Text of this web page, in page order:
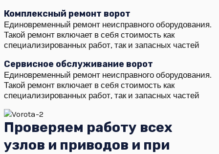
Комплексный ремонт ворот
Единовременный ремонт неисправного оборудования.
Такой ремонт включает в себя стоимость как
специализированных работ, так и запасных частей
Сервисное обслуживание ворот
Единовременный ремонт неисправного оборудования.
Такой ремонт включает в себя стоимость как
специализированных работ, так и запасных частей
Проверяем работу всех
узлов и приводов и при